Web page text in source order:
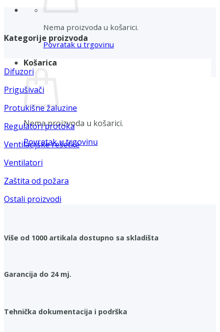
Nema proizvoda u košarici.
Povratak u trgovinu
Košarica
Nema proizvoda u košarici.
Povratak u trgovinu
Kategorije proizvoda
Difuzori
Prigušivači
Protukišne žaluzine
Regulatori protoka
Ventilacijske rešetke
Ventilatori
Zaštita od požara
Ostali proizvodi
Više od 1000 artikala dostupno sa skladišta
Garancija do 24 mj.
Tehnička dokumentacija i podrška